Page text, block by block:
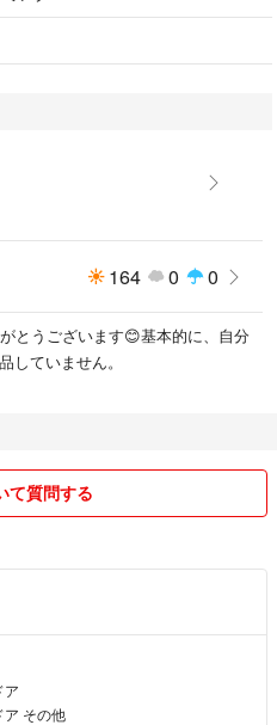
164 0 0
とうございます😊基本的に、自分
していません。
て質問する
ア
その他